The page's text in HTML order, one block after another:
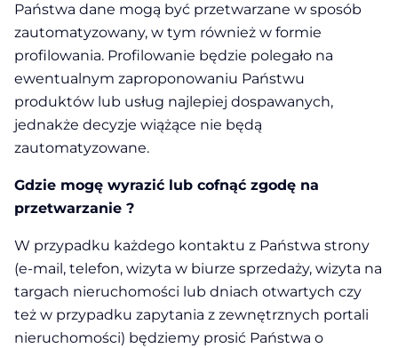
Państwa dane mogą być przetwarzane w sposób
zautomatyzowany, w tym również w formie
profilowania. Profilowanie będzie polegało na
ewentualnym zaproponowaniu Państwu
produktów lub usług najlepiej dospawanych,
jednakże decyzje wiążące nie będą
zautomatyzowane.
Gdzie mogę wyrazić lub cofnąć zgodę na
przetwarzanie ?
W przypadku każdego kontaktu z Państwa strony
(e-mail, telefon, wizyta w biurze sprzedaży, wizyta na
targach nieruchomości lub dniach otwartych czy
też w przypadku zapytania z zewnętrznych portali
nieruchomości) będziemy prosić Państwa o